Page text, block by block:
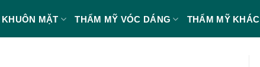
MẶT THẨM MỸ VÓC DÁNG THẨM MỸ KHÁC